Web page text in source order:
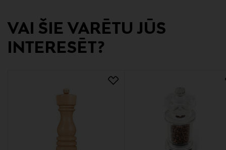
Ražotājvalsts
Mastermark Brands Oy
Ražotāja adrese
VAI ŠIE VARĒTU JŪS
INTERESĒT?